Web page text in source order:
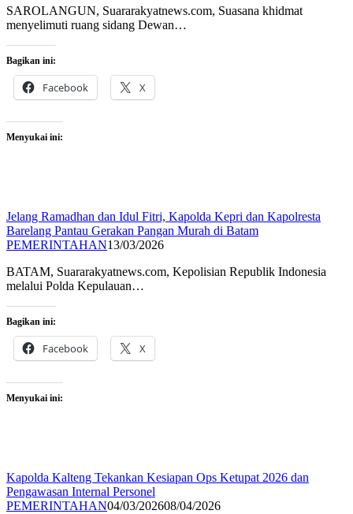
SAROLANGUN, Suararakyatnews.com, Suasana khidmat
menyelimuti ruang sidang Dewan…
Bagikan ini:
Facebook X
Menyukai ini:
Jelang Ramadhan dan Idul Fitri, Kapolda Kepri dan Kapolresta
Barelang Pantau Gerakan Pangan Murah di Batam
PEMERINTAHAN13/03/2026
BATAM, Suararakyatnews.com, Kepolisian Republik Indonesia
melalui Polda Kepulauan…
Bagikan ini:
Facebook X
Menyukai ini:
Kapolda Kalteng Tekankan Kesiapan Ops Ketupat 2026 dan
Pengawasan Internal Personel
PEMERINTAHAN04/03/202608/04/2026